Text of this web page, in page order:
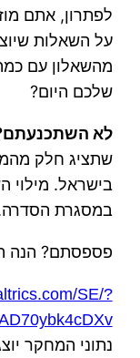
לפתרון, אתם
על השאלות
מהשאלון עם
שלכם היום?
לא
שתציג חלק
בישראל. מילוי
במסגרת
פספסתם? הנה
SE/?
נתוני המחקר